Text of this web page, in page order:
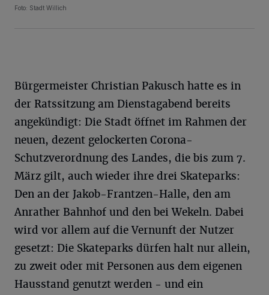
Foto: Stadt Willich
Bürgermeister Christian Pakusch hatte es in
der Ratssitzung am Dienstagabend bereits
angekündigt: Die Stadt öffnet im Rahmen der
neuen, dezent gelockerten Corona-
Schutzverordnung des Landes, die bis zum 7.
März gilt, auch wieder ihre drei Skateparks:
Den an der Jakob-Frantzen-Halle, den am
Anrather Bahnhof und den bei Wekeln. Dabei
wird vor allem auf die Vernunft der Nutzer
gesetzt: Die Skateparks dürfen halt nur allein,
zu zweit oder mit Personen aus dem eigenen
Hausstand genutzt werden - und ein